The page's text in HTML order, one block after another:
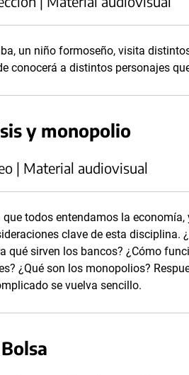
un niño formoseño, visita
conocerá a distintos personajes
y monopolio
| Material audiovisual
que todos entendamos la
clave de esta disciplina.
qué sirven los bancos? ¿Cómo
¿Qué son los monopolios?
se vuelva sencillo.